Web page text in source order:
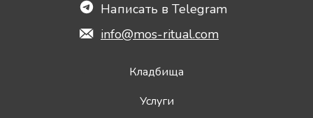
Написать в Telegram
info@mos-ritual.com
Кладбища
Услуги